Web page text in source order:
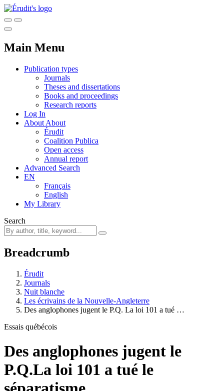
Main Menu
Publication types
Journals
Theses and dissertations
Books and proceedings
Research reports
Log In
About About
Érudit
Coalition Publica
Open access
Annual report
Advanced Search
EN
Français
English
My Library
Search
Breadcrumb
Érudit
Journals
Nuit blanche
Les écrivains de la Nouvelle-Angleterre
Des anglophones jugent le P.Q. La loi 101 a tué …
Essais québécois
Des anglophones jugent le
P.Q.La loi 101 a tué le